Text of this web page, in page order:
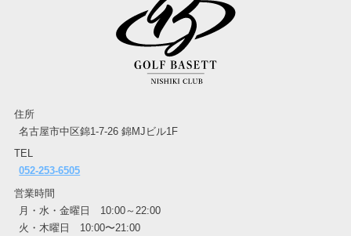
住所
名古屋市中区錦1-7-26 錦MJビル1F
TEL
052-253-6505
営業時間
月・水・金曜日 10:00～22:00
火・木曜日 10:00〜21:00